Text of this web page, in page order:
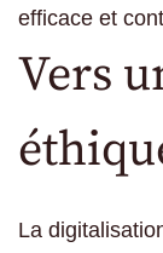
efficace et
Vers
La